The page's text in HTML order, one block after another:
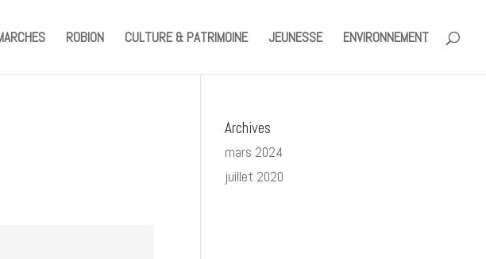
ROBION CULTURE & PATRIMOINE JEUNESSE ENVIRONNEMENT
Archives
mars 2024
juillet 2020